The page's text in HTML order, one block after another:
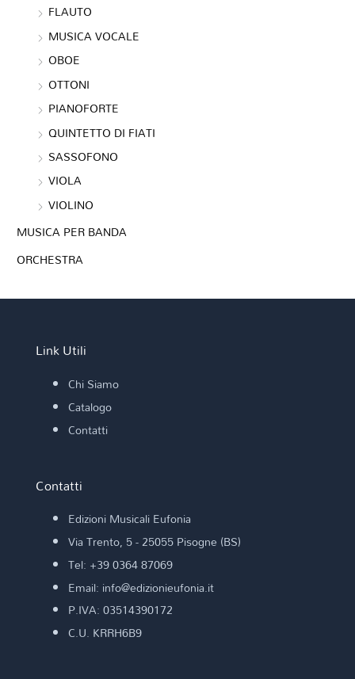
FLAUTO
MUSICA VOCALE
OBOE
OTTONI
PIANOFORTE
QUINTETTO DI FIATI
SASSOFONO
VIOLA
VIOLINO
MUSICA PER BANDA
ORCHESTRA
Link Utili
Chi Siamo
Catalogo
Contatti
Contatti
Edizioni Musicali Eufonia
Via Trento, 5 - 25055 Pisogne (BS)
Tel: +39 0364 87069
Email: info@edizionieufonia.it
P.IVA: 03514390172
C.U. KRRH6B9